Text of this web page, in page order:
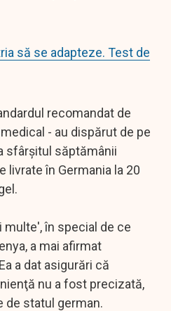
să se adapteze. Test de
recomandat de
- au dispărut de pe
sfârşitul săptămânii
livrate în Germania la 20
în special de ce
a mai afirmat
a dat asigurări că
nu a fost precizată,
de statul german.